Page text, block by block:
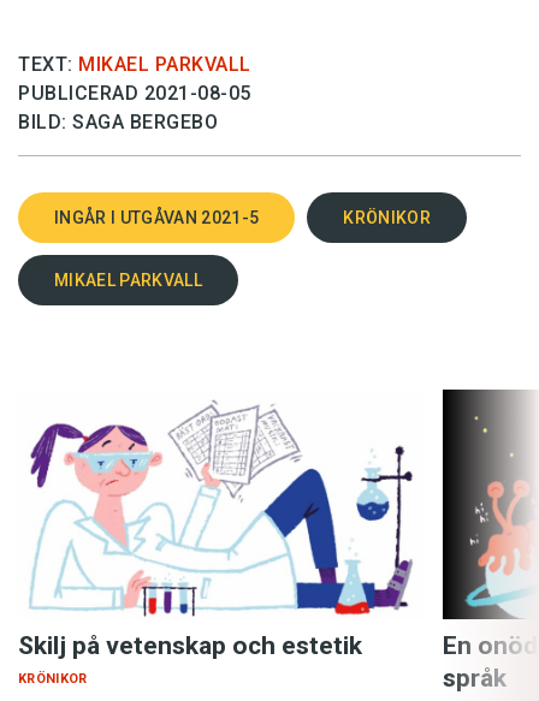
TEXT: MIKAEL PARKVALL
PUBLICERAD 2021-08-05
BILD: SAGA BERGEBO
INGÅR I UTGÅVAN 2021-5 KRÖNIKOR
MIKAEL PARKVALL
Skilj på vetenskap och estetik
KRÖNIKOR
En
språk